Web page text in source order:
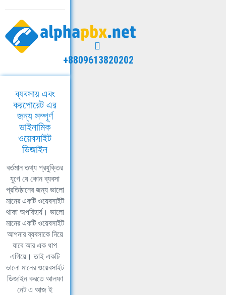
+8809613820202
ব্যবসায় এবং
করপোরেট এর
জন্য সম্পূর্ণ
ডাইনামিক
ওয়েবসাইট
ডিজাইন
বর্তমান তথ্য প্রযুক্তির
যুগে যে কোন ব্যবসা
প্রতিষ্ঠানের জন্য ভালো
মানের একটি ওয়েবসাইট
থাকা অপরিহার্য। ভালো
মানের একটি ওয়েবসাইট
আপনার ব্যবসাকে নিয়ে
যাবে আর এক ধাপ
এগিয়ে। তাই একটি
ভালো মানের ওয়েবসাইট
ডিজাইন করতে আলফা
নেট এ আজ ই